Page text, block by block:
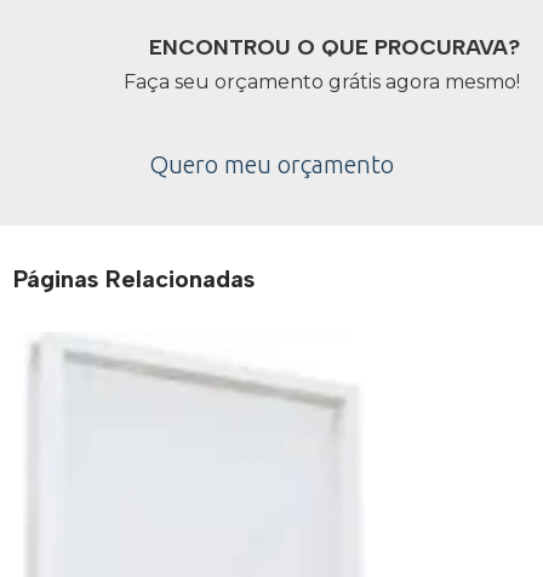
ENCONTROU O QUE PROCURAVA?
Faça seu orçamento grátis agora mesmo!
Quero meu orçamento
Páginas Relacionadas